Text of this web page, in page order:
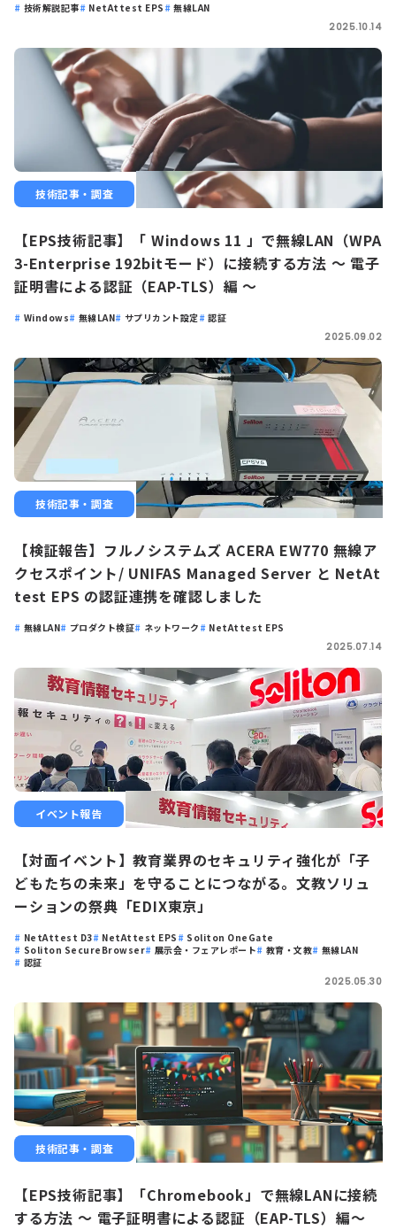
技術解説記事 NetAttest EPS
無線LAN
2025.10.14
技術記事・調査
【EPS技術記事】「 Windows 11 」で無線LAN（WPA
3-Enterprise 192bitモード）に接続する方法 ～ 電子
証明書による認証（EAP-TLS）編 ～
Windows 無線LAN サプリカント設定
認証
2025.09.02
技術記事・調査
【検証報告】フルノシステムズ ACERA EW770 無線ア
クセスポイント/ UNIFAS Managed Server と NetAt
test EPS の認証連携を確認しました
無線LAN プロダクト検証 ネットワーク
NetAttest EPS
2025.07.14
イベント報告
【対面イベント】教育業界のセキュリティ強化が「子
どもたちの未来」を守ることにつながる。文教ソリュ
ーションの祭典「EDIX東京」
NetAttest D3 NetAttest EPS
Soliton OneGate
Soliton SecureBrowser
展示会・フェアレポート 教育・文教
無線LAN
認証
2025.05.30
技術記事・調査
【EPS技術記事】「Chromebook」で無線LANに接続
する方法 ～ 電子証明書による認証（EAP-TLS）編～